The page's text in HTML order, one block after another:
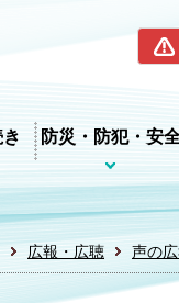
筑
防災・防犯・安
広報・広聴 声の